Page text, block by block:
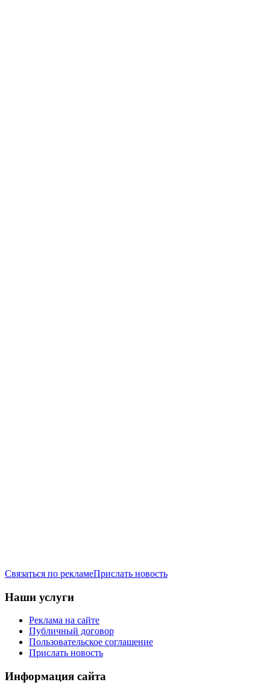
Связаться по рекламеПрислать новость
Наши услуги
Реклама на сайте
Публичный договор
Пользовательское соглашение
Прислать новость
Информация сайта